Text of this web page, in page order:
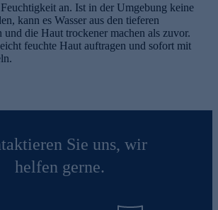
an. Ist in der Umgebung keine
kann es Wasser aus den tieferen
und die Haut trockener machen als zuvor.
feuchte Haut auftragen und sofort mit
Sie uns, wir
helfen gerne.